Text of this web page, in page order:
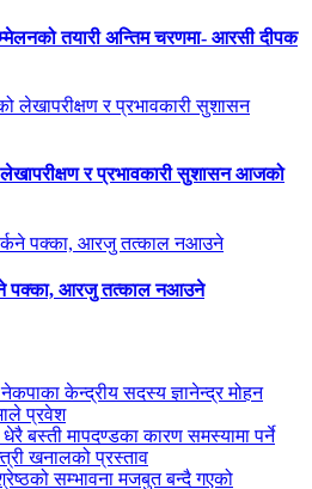
तयारी अन्तिम चरणमा- आरसी दीपक
लेखापरीक्षण र प्रभावकारी सुशासन आजको
पक्का, आरजु तत्काल नआउने
केन्द्रीय सदस्य ज्ञानेन्द्र मोहन
प्रवेश
बस्ती मापदण्डका कारण समस्यामा पर्ने
खनालको प्रस्ताव
सम्भावना मजबुत बन्दै गएको